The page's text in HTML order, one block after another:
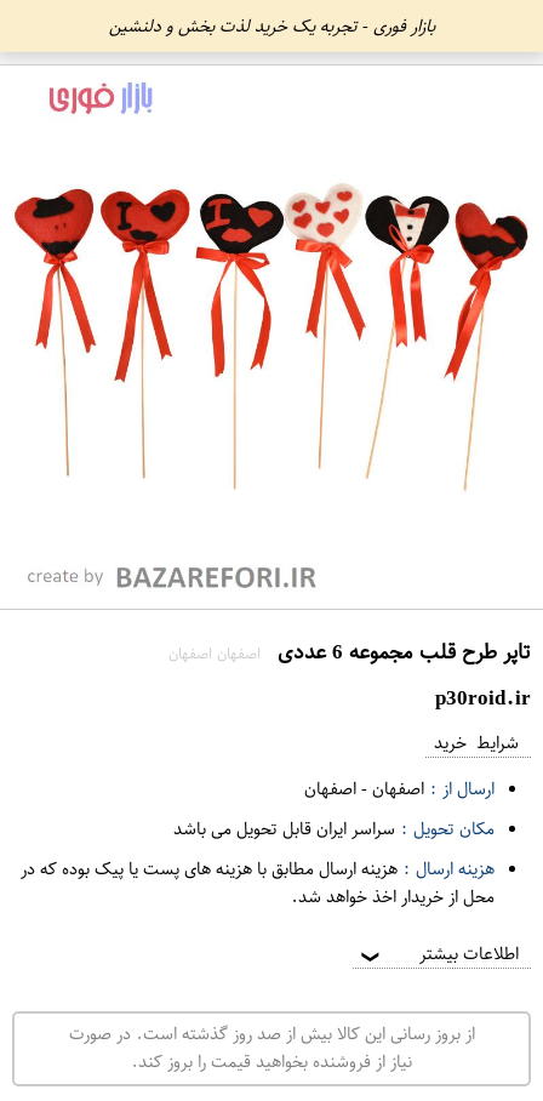
بازار فوری - تجربه یک خرید لذت بخش و دلنشین
تاپر طرح قلب مجموعه 6 عددی اصفهان اصفهان
p30roid.ir
شرایط خرید
ارسال از : اصفهان-اصفهان
مکان تحویل : سراسر ایران قابل تحویل می باشد
هزینه ارسال : هزینه ارسال مطابق با هزینه های پست یا پیک بوده که در
محل از خریدار اخذ خواهد شد.
اطلاعات بیشتر ❯
از بروز رسانی این کالا بیش از صد روز گذشته است. در صورت
نیاز از فروشنده بخواهید قیمت را بروز کند.